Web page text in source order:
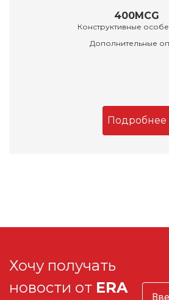
400MCG
Конструктивные
Дополнительные
Подробнее
Хочу получать
новости от ERA